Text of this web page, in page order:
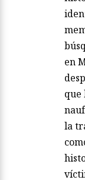
en
que
la